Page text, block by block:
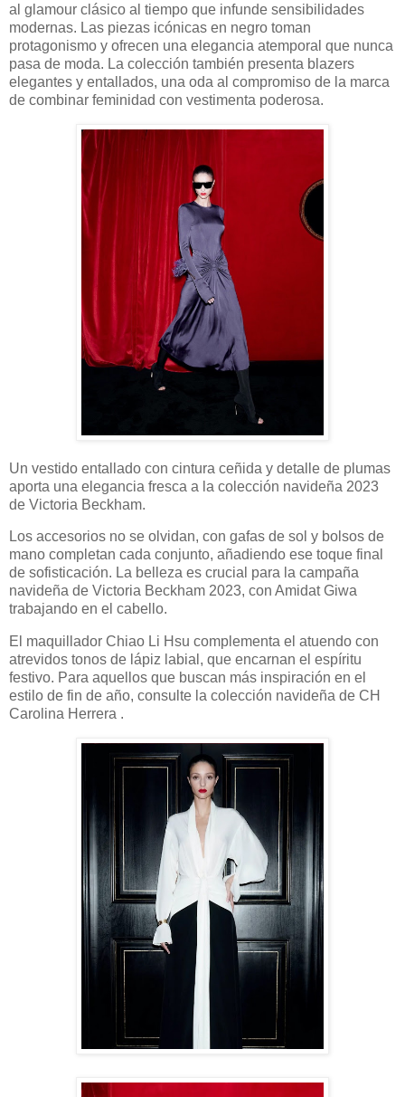
al glamour clásico al tiempo que infunde sensibilidades
modernas. Las piezas icónicas en negro toman
protagonismo y ofrecen una elegancia atemporal que nunca
pasa de moda. La colección también presenta blazers
elegantes y entallados, una oda al compromiso de la marca
de combinar feminidad con vestimenta poderosa.
Un vestido entallado con cintura ceñida y detalle de plumas
aporta una elegancia fresca a la colección navideña 2023
de Victoria Beckham.
Los accesorios no se olvidan, con gafas de sol y bolsos de
mano completan cada conjunto, añadiendo ese toque final
de sofisticación. La belleza es crucial para la campaña
navideña de Victoria Beckham 2023, con Amidat Giwa
trabajando en el cabello.
El maquillador Chiao Li Hsu complementa el atuendo con
atrevidos tonos de lápiz labial, que encarnan el espíritu
festivo. Para aquellos que buscan más inspiración en el
estilo de fin de año, consulte la colección navideña de CH
Carolina Herrera .